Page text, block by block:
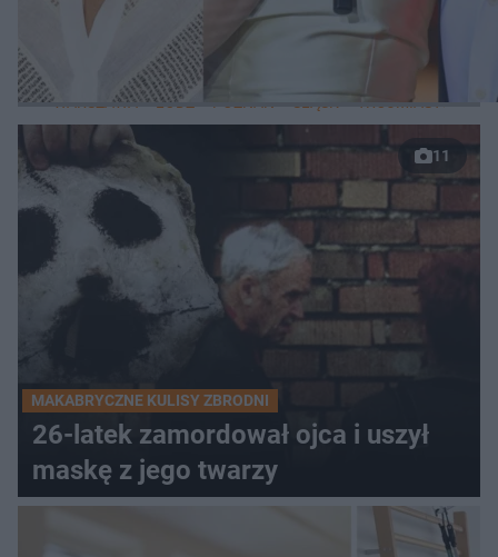
LOKALNE
WARSZAWA ŁÓDŹ TRÓJMIASTO
11
MAKABRYCZNE KULISY ZBRODNI
26-latek zamordował ojca i uszył
maskę z jego twarzy